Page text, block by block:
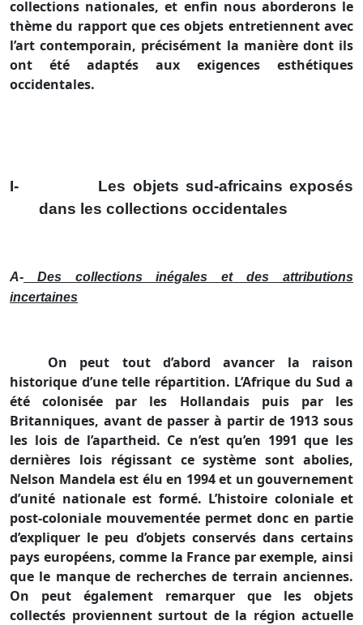
collections nationales, et enfin nous aborderons le
thème du rapport que ces objets entretiennent avec
l’art contemporain, précisément la manière dont ils
ont été adaptés aux exigences esthétiques
occidentales.
I-
Les objets sud-africains exposés
dans les collections occidentales
A- Des collections inégales et des attributions
incertaines
On peut tout d’abord avancer la raison
historique d’une telle répartition. L’Afrique du Sud a
été colonisée par les Hollandais puis par les
Britanniques, avant de passer à partir de 1913 sous
les lois de l’apartheid. Ce n’est qu’en 1991 que les
dernières lois régissant ce système sont abolies,
Nelson Mandela est élu en 1994 et un gouvernement
d’unité nationale est formé. L’histoire coloniale et
post-coloniale mouvementée permet donc en partie
d’expliquer le peu d’objets conservés dans certains
pays européens, comme la France par exemple, ainsi
que le manque de recherches de terrain anciennes.
On peut également remarquer que les objets
collectés proviennent surtout de la région actuelle